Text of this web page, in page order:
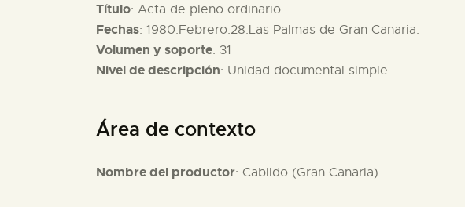
Título: Acta de pleno ordinario.
Fechas: 1980.Febrero.28.Las Palmas de Gran Canaria.
Volumen y soporte: 31
Nivel de descripción: Unidad documental simple
Área de contexto
Nombre del productor: Cabildo (Gran Canaria)